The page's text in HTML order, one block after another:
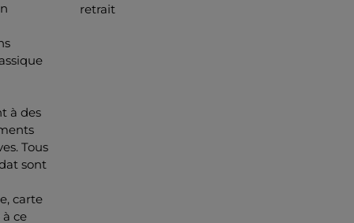
à des
Tous
sont
carte
ce
retrait